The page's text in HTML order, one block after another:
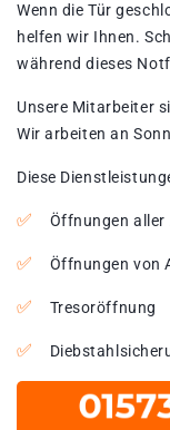
Wenn die Tür
helfen wir Ihnen.
während dieses
Unsere Mitarbeiter
Wir arbeiten an
Diese
Öffnungen aller
Öffnungen von
Tresoröffnung